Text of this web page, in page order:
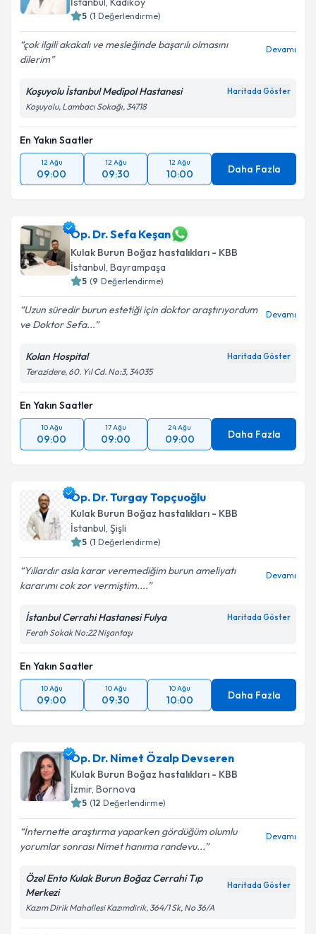
5 (1 Değerlendirme)
çok ilgili akakalı ve mesleğinde başarılı olmasını
dilerim
Devamı
Koşuyolu İstanbul Medipol Hastanesi Haritada Göster
Koşuyolu, Lambacı Sokağı, 34718
En Yakın Saatler
12 Ağu
09:00
12 Ağu
09:30
12 Ağu
10:00 Daha Fazla
Op. Dr. Sefa Keşan
Kulak Burun Boğaz hastalıkları - KBB
İstanbul, Bayrampaşa
5 (9 Değerlendirme)
Uzun süredir burun estetiği için doktor araştırıyordum
ve Doktor Sefa...
Devamı
Kolan Hospital Haritada Göster
Terazidere, 60. Yıl Cd. No:3, 34035
En Yakın Saatler
10 Ağu
09:00
17 Ağu
09:00
24 Ağu
09:00 Daha Fazla
Op. Dr. Turgay Topçuoğlu
Kulak Burun Boğaz hastalıkları - KBB
İstanbul, Şişli
5 (1 Değerlendirme)
Yıllardır asla karar veremediğim burun ameliyatı
kararımı cok zor vermiştim....
Devamı
İstanbul Cerrahi Hastanesi Fulya Haritada Göster
Ferah Sokak No:22 Nişantaşı
En Yakın Saatler
10 Ağu
09:00
10 Ağu
09:30
10 Ağu
10:00 Daha Fazla
Op. Dr. Nimet Özalp Devseren
Kulak Burun Boğaz hastalıkları - KBB
İzmir, Bornova
5 (12 Değerlendirme)
İnternette araştırma yaparken gördüğüm olumlu
yorumlar sonrası Nimet hanıma randevu...
Devamı
Özel Ento Kulak Burun Boğaz Cerrahi Tıp
Merkezi
Haritada Göster
Kazım Dirik Mahallesi Kazımdirik, 364/1 Sk, No 36/A